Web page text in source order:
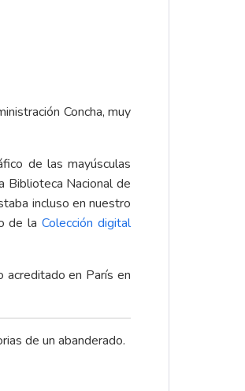
Concha, muy
de las mayúsculas
Biblioteca Nacional de
incluso en nuestro
de la Colección digital
acreditado en París en
de un abanderado.